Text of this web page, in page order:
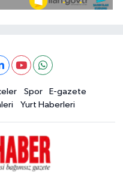
Spor
E-gazete
Yurt Haberleri